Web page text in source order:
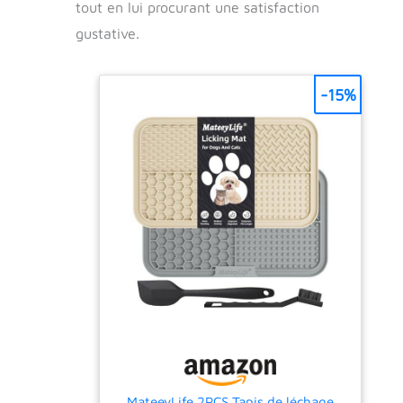
tout en lui procurant une satisfaction
gustative.
-15%